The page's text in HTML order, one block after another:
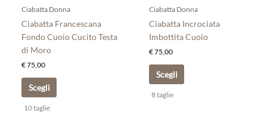
Ciabatta Donna
Ciabatta Francescana
Fondo Cuoio Cucito Testa
di Moro
€75,00
Scegli
scelte
nella
pagina
10 taglie
Ciabatta Donna
Ciabatta Incrociata
Imbottita Cuoio
€75,00
Scegli
scelte
nella
pagina
8 taglie